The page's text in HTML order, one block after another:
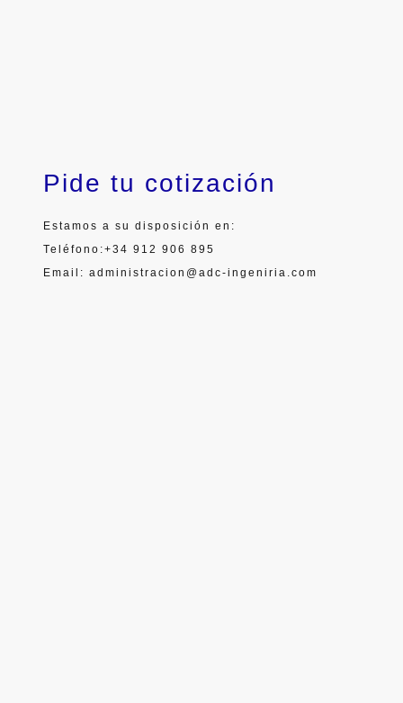
Pide tu cotización
Estamos a su disposición en:
Teléfono:+34 912 906 895
Email: administracion@adc-ingeniria.com